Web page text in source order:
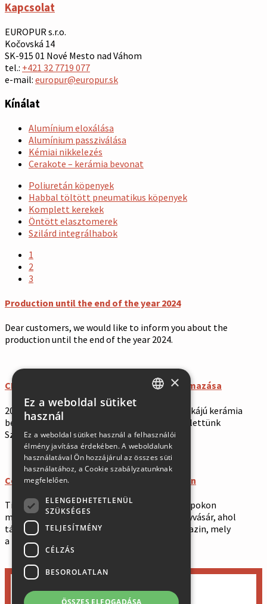
Kapcsolat
EUROPUR s.r.o.
Kočovská 14
SK-915 01 Nové Mesto nad Váhom
tel.: +421 32 7719 077
e-mail: europur@europur.sk
Kínálat
Alumínium eloxálása
Alumínium passziválása
Kémiai nikkelezés
Cerakote – kerámia bevonat
Poliuretán köpenyek
Habbal töltött pneumatikus köpenyek
Komplett kerekek
Öntött elasztomerek
Szilárd integrálhabok
1
2
3
Production until the end of the year 2024
Dear customers, we would like to inform you about the
production until the end of the year 2024.
CERACOTE márkájú kerámia bevonat alkalmazása
2021 októberétől az amerikai CERACOTE márkájú kerámia
bevonat alkalmazásának hivatalos partnerei lettünk
Szlovákiában.
Cégünket bemutatta a FAIRINZERT magazin
Tisztelt ügyfeleink, a 2021.11.8-12. közötti napokon
megrendezésre kerül a Brünni Gépészeti Nagyvásár, ahol
társaságunkat bemutatja a FAIRINZERT magazin, mely
a kiállítás egész területén hozzáférhető.
×
ENGLISH
HUNGARIAN
×
Ez a weboldal sütiket
használ
Ez a weboldal sütiket használ a felhasználói
élmény javítása érdekében. A weboldalunk
használatával Ön hozzájárul az összes süti
használatához, a Cookie szabályzatunknak
megfelelően.
ELENGEDHETETLENÜL
SZÜKSÉGES
TELJESÍTMÉNY
CÉLZÁS
BESOROLATLAN
ÖSSZES ELFOGADÁSA